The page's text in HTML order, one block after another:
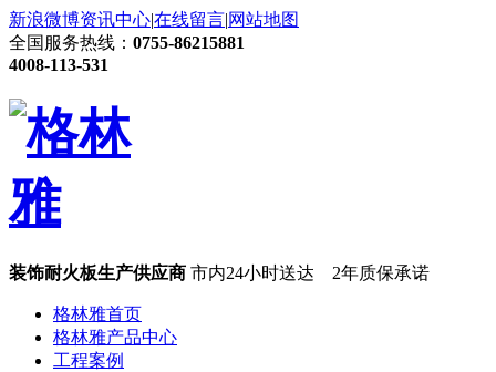
新浪微博资讯中心|在线留言|网站地图
全国服务热线： 0755-86215881
4008-113-531
装饰耐火板生产供应商 市内24小时送达 2年质保承诺
格林雅首页
格林雅产品中心
工程案例